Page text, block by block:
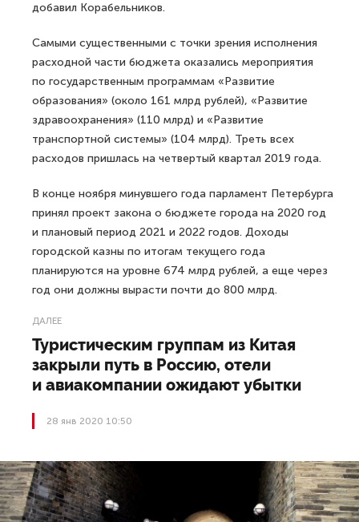
добавил Корабельников.
Самыми существенными с точки зрения исполнения
расходной части бюджета оказались мероприятия
по государственным программам «Развитие
образования» (около 161 млрд рублей), «Развитие
здравоохранения» (110 млрд) и «Развитие
транспортной системы» (104 млрд). Треть всех
расходов пришлась на четвертый квартал 2019 года.
В конце ноября минувшего года парламент Петербурга
принял проект закона о бюджете города на 2020 год
и плановый период 2021 и 2022 годов. Доходы
городской казны по итогам текущего года
планируются на уровне 674 млрд рублей, а еще через
год они должны вырасти почти до 800 млрд.
ДАЛЕЕ
Туристическим группам из Китая
закрыли путь в Россию, отели
и авиакомпании ожидают убытки
28 янв 2020 10:50